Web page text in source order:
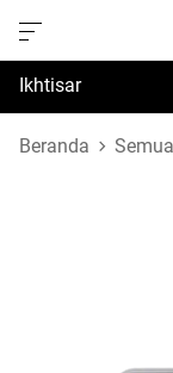
Ikhtisar
Spesifikasi
Beranda